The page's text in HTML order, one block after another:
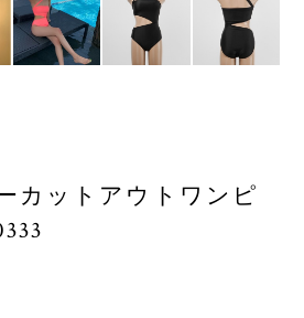
カットアウトワンピ